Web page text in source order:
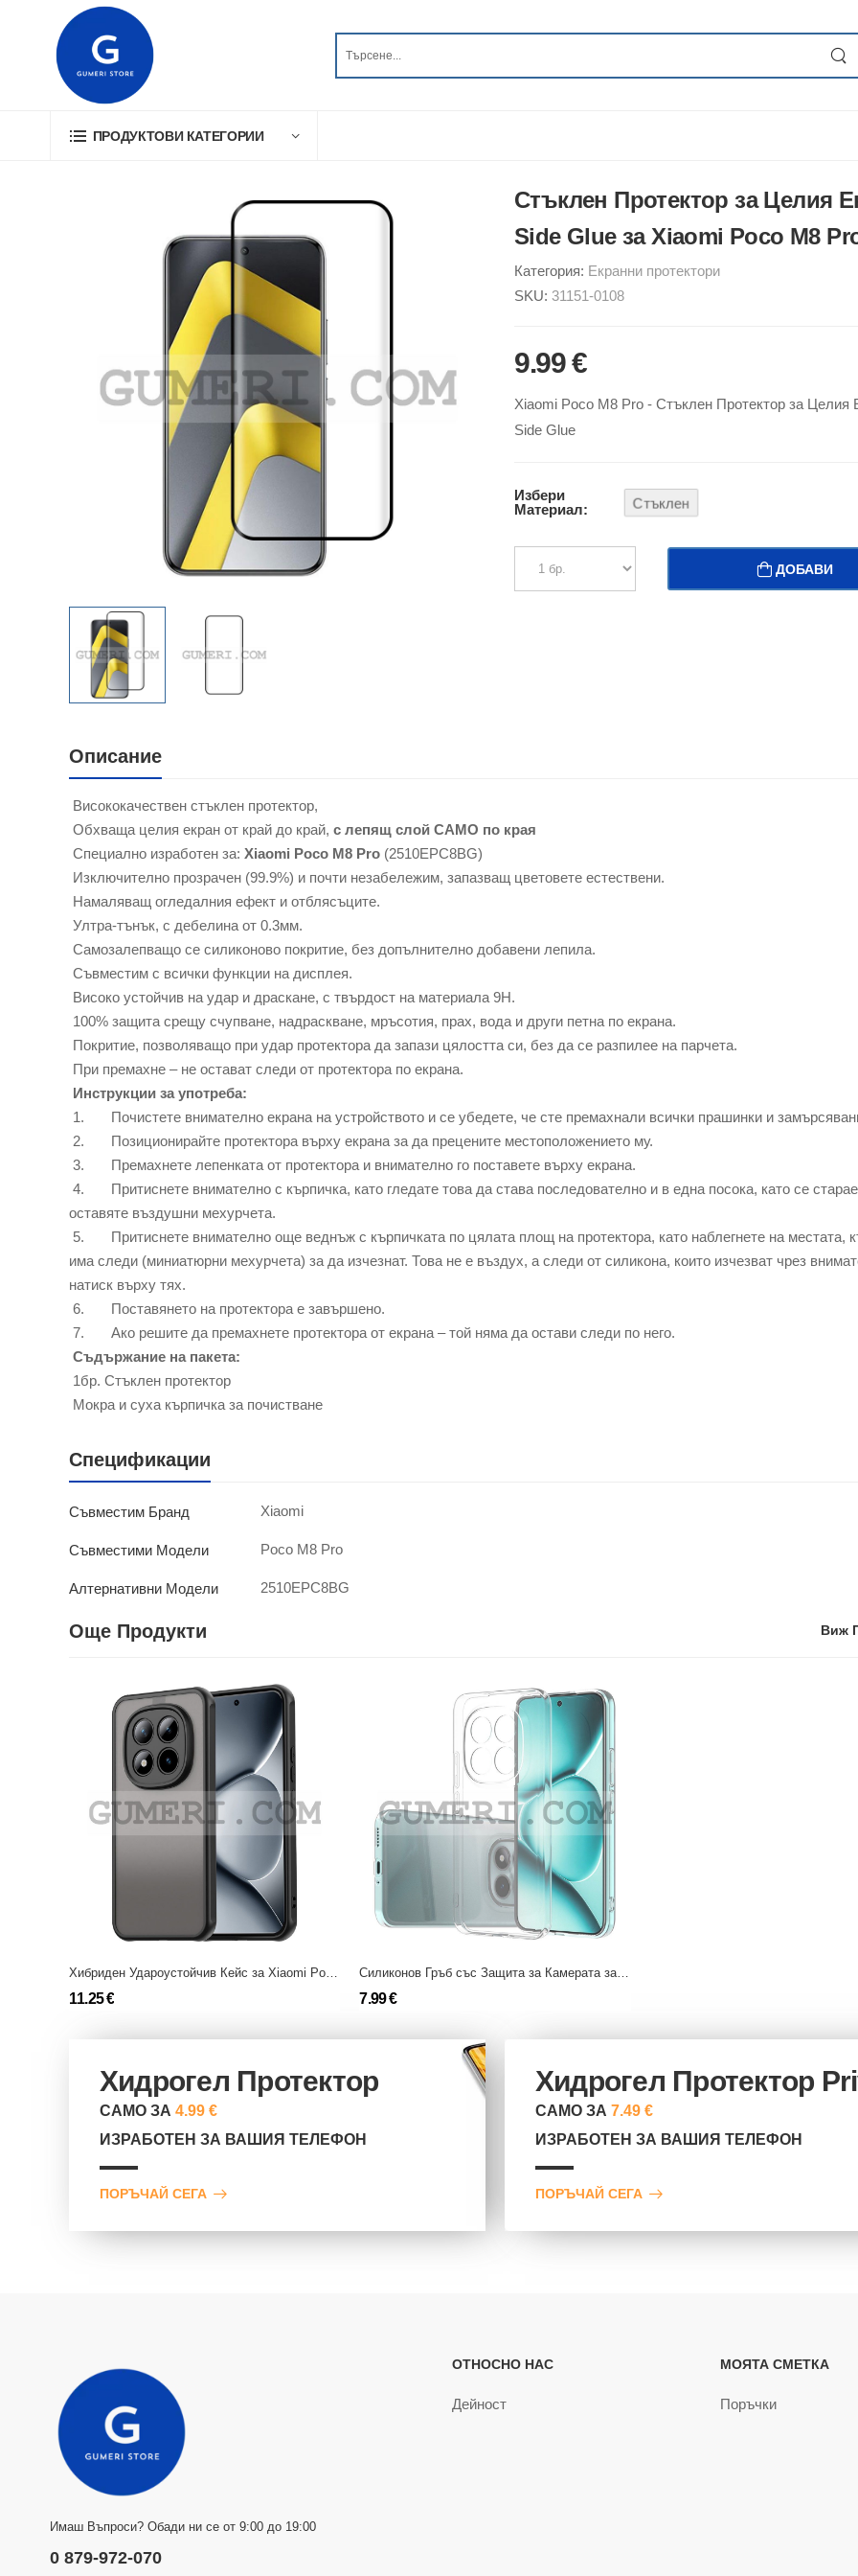
ПРОДУКТОВИ КАТЕГОРИИ
Стъклен Протектор за Целия
Side Glue за Xiaomi Poco M8
Категория: Екранни протектори
SKU: 31151-0108
9.99 €
Xiaomi Poco M8 Pro - Стъклен Протектор за Целия
Side Glue
Избери
Материал:
Стъклен
ДОБАВИ
Описание
Висококачествен стъклен протектор,
Обхваща целия екран от край до край, с лепящ слой САМО по края
Специално изработен за: Xiaomi Poco M8 Pro (2510EPC8BG)
Изключително прозрачен (99.9%) и почти незабележим, запазващ цветовете естествени.
Намаляващ огледалния ефект и отблясъците.
Ултра-тънък, с дебелина от 0.3мм.
Самозалепващо се силиконово покритие, без допълнително добавени лепила.
Съвместим с всички функции на дисплея.
Високо устойчив на удар и драскане, с твърдост на материала 9Н.
100% защита срещу счупване, надраскване, мръсотия, прах, вода и други петна по екрана.
Покритие, позволяващо при удар протектора да запази цялостта си, без да се разпилее на парчета.
При премахне – не остават следи от протектора по екрана.
Инструкции за употреба:
1. Почистете внимателно екрана на устройството и се убедете, че сте премахнали всички прашинки и
2. Позиционирайте протектора върху екрана за да прецените местоположението му.
3. Премахнете лепенката от протектора и внимателно го поставете върху екрана.
4. Притиснете внимателно с кърпичка, като гледате това да става последователно и в една посока, като се
оставяте въздушни мехурчета.
5. Притиснете внимателно още веднъж с кърпичката по цялата площ на протектора, като наблегнете на местата,
има следи (миниатюрни мехурчета) за да изчезнат. Това не е въздух, а следи от силикона, които изчезват чрез
натиск върху тях.
6. Поставянето на протектора е завършено.
7. Ако решите да премахнете протектора от екрана – той няма да остави следи по него.
Съдържание на пакета:
1бр. Стъклен протектор
Мокра и суха кърпичка за почистване
Спецификации
Съвместим Бранд Xiaomi
Съвместими Модели Poco M8 Pro
Алтернативни Модели 2510EPC8BG
Още Продукти Виж
11.25 € 7.99 €
Хидрогел Протектор
САМО ЗА 4.99 €
ИЗРАБОТЕН ЗА ВАШИЯ ТЕЛЕФОН
ПОРЪЧАЙ СЕГА
Хидрогел Протектор
САМО ЗА 7.49 €
ИЗРАБОТЕН ЗА ВАШИЯ ТЕЛЕФОН
ПОРЪЧАЙ СЕГА
Имаш Въпроси? Обади ни се от 9:00 до 19:00
0 879-972-070
ОТНОСНО НАС
Дейност
МОЯТА СМЕТКА
Поръчки